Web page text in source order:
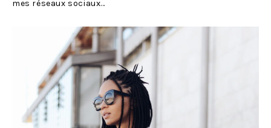
mes réseaux sociaux…